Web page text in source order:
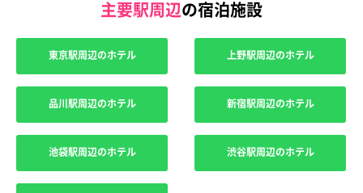
主要駅周辺の宿泊施設
東京駅周辺のホテル 上野駅周辺のホテル
品川駅周辺のホテル 新宿駅周辺のホテル
池袋駅周辺のホテル 渋谷駅周辺のホテル